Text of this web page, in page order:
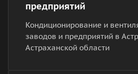
предприятий
Кондиционирование и
заводов и предприятий в
Астраханской области